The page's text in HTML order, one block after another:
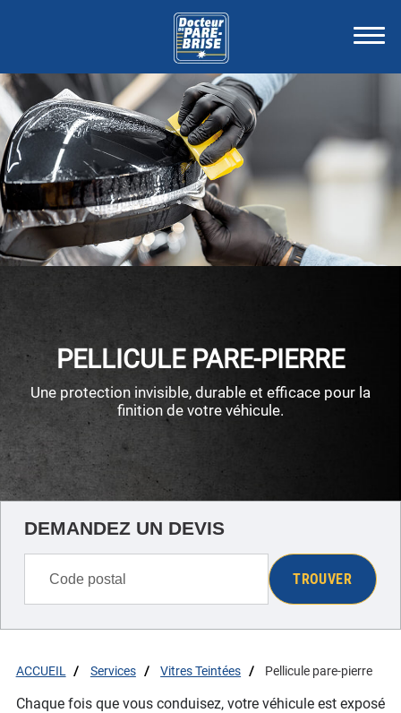
PELLICULE PARE-PIERRE
Une protection invisible, durable et efficace pour la
finition de votre véhicule.
ACCUEIL Services Vitres Teintées Pellicule pare-pierre
Chaque fois que vous conduisez, votre véhicule est exposé
DEMANDEZ UN DEVIS
TROUVER